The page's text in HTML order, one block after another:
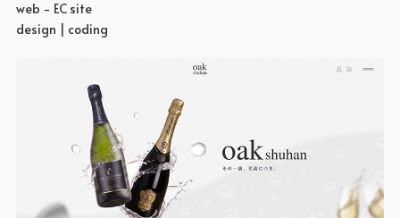
web - EC site
design | coding